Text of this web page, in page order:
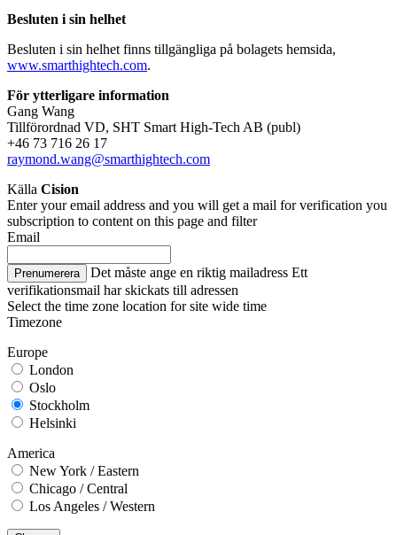
Besluten i sin helhet
Besluten i sin helhet finns tillgängliga på bolagets hemsida,
www.smarthightech.com.
För ytterligare information
Gang Wang
Tillförordnad VD, SHT Smart High-Tech AB (publ)
+46 73 716 26 17
raymond.wang@smarthightech.com
Källa Cision
Enter your email address and you will get a mail for verification you
subscription to content on this page and filter
Email
Prenumerera Det måste ange en riktig mailadress Ett
verifikationsmail har skickats till adressen
Select the time zone location for site wide time
Timezone
Europe
London
Oslo
Stockholm
Helsinki
America
New York / Eastern
Chicago / Central
Los Angeles / Western